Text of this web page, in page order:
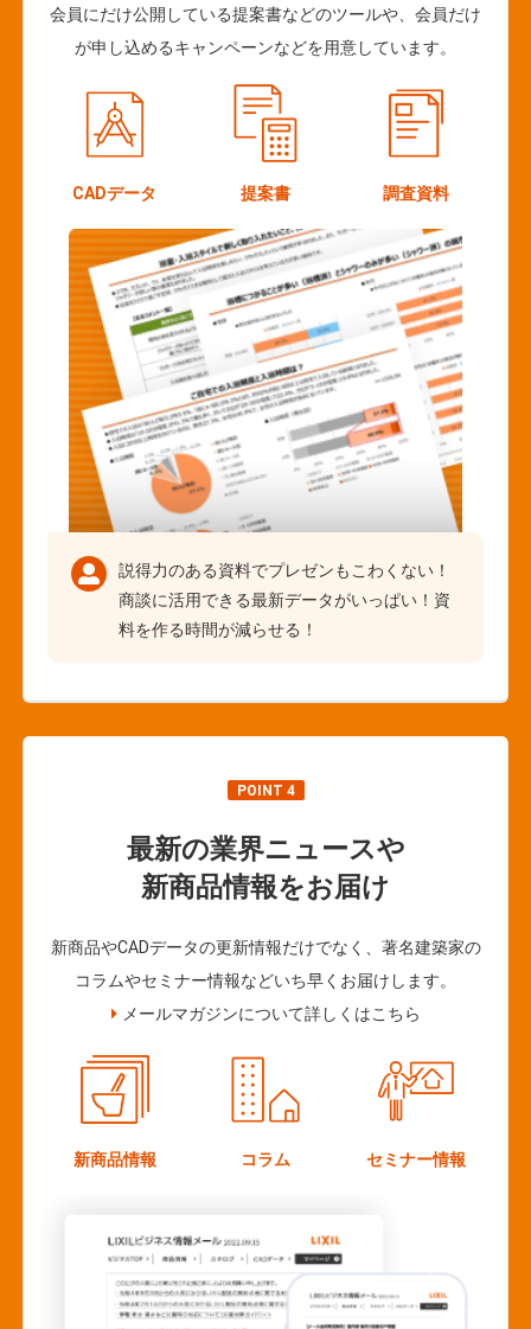
会員にだけ公開している提案書などのツールや、会員だけ
が申し込めるキャンペーンなどを用意しています。
CADデータ 提案書 調査資料
説得力のある資料でプレゼンもこわくない！
商談に活用できる最新データがいっぱい！資
料を作る時間が減らせる！
POINT 4
最新の業界ニュースや
新商品情報をお届け
新商品やCADデータの更新情報だけでなく、著名建築家の
コラムやセミナー情報などいち早くお届けします。
メールマガジンについて詳しくはこちら
新商品情報 コラム セミナー情報